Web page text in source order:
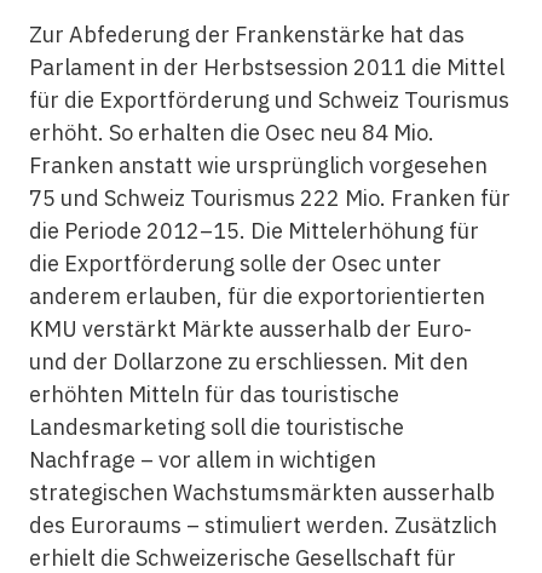
Zur Abfederung der Frankenstärke hat das
Parlament in der Herbstsession 2011 die Mittel
für die Exportförderung und Schweiz Tourismus
erhöht. So erhalten die Osec neu 84 Mio.
Franken anstatt wie ursprünglich vorgesehen
75 und Schweiz Tourismus 222 Mio. Franken für
die Periode 2012–15. Die Mittelerhöhung für
die Exportförderung solle der Osec unter
anderem erlauben, für die exportorientierten
KMU verstärkt Märkte ausserhalb der Euro-
und der Dollarzone zu erschliessen. Mit den
erhöhten Mitteln für das touristische
Landesmarketing soll die touristische
Nachfrage – vor allem in wichtigen
strategischen Wachstumsmärkten ausserhalb
des Euroraums – stimuliert werden. Zusätzlich
erhielt die Schweizerische Gesellschaft für